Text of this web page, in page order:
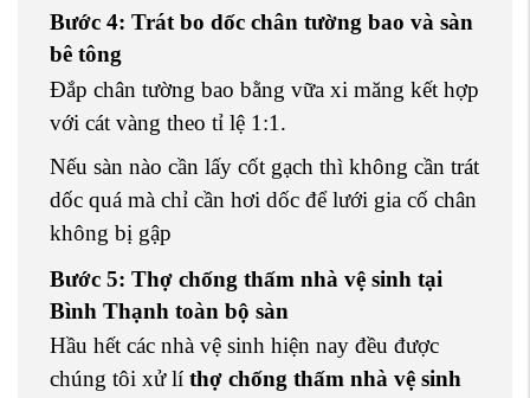
Bước 4: Trát bo dốc chân tường bao và sàn
bê tông
Đắp chân tường bao bằng vữa xi măng kết hợp
với cát vàng theo tỉ lệ 1:1.
Nếu sàn nào cần lấy cốt gạch thì không cần trát
dốc quá mà chỉ cần hơi dốc để lưới gia cố chân
không bị gập
Bước 5: Thợ chống thấm nhà vệ sinh tại
Bình Thạnh toàn bộ sàn
Hầu hết các nhà vệ sinh hiện nay đều được
chúng tôi xử lí thợ chống thấm nhà vệ sinh